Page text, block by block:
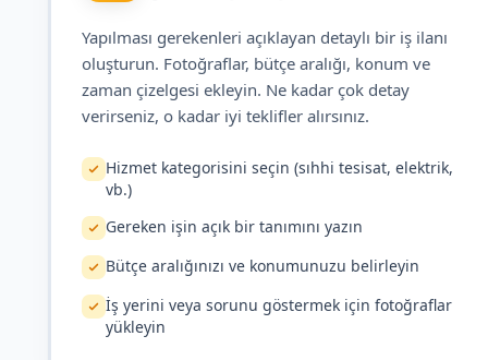
Yapılması gerekenleri açıklayan detaylı bir iş ilanı
oluşturun. Fotoğraflar, bütçe aralığı, konum ve
zaman çizelgesi ekleyin. Ne kadar çok detay
verirseniz, o kadar iyi teklifler alırsınız.
Hizmet kategorisini seçin (sıhhi tesisat, elektrik,
vb.)
Gereken işin açık bir tanımını yazın
Bütçe aralığınızı ve konumunuzu belirleyin
İş yerini veya sorunu göstermek için fotoğraflar
yükleyin